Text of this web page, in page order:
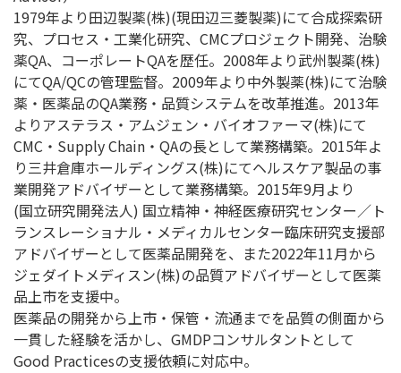
1979年より田辺製薬(株)(現田辺三菱製薬)にて合成探索研
究、プロセス・工業化研究、CMCプロジェクト開発、治験
薬QA、コーポレートQAを歴任。2008年より武州製薬(株)
にてQA/QCの管理監督。2009年より中外製薬(株)にて治験
薬・医薬品のQA業務・品質システムを改革推進。2013年
よりアステラス・アムジェン・バイオファーマ(株)にて
CMC・Supply Chain・QAの長として業務構築。2015年よ
り三井倉庫ホールディングス(株)にてヘルスケア製品の事
業開発アドバイザーとして業務構築。2015年9月より
(国立研究開発法人) 国立精神・神経医療研究センター／ト
ランスレーショナル・メディカルセンター臨床研究支援部
アドバイザーとして医薬品開発を、また2022年11月から
ジェダイトメディスン(株)の品質アドバイザーとして医薬
品上市を支援中。
医薬品の開発から上市・保管・流通までを品質の側面から
一貫した経験を活かし、GMDPコンサルタントとして
Good Practicesの支援依頼に対応中。